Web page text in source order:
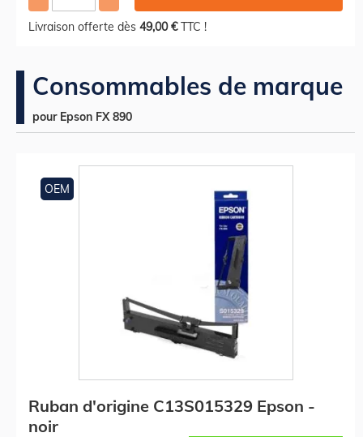
Livraison offerte dès 49,00 €TTC !
Consommables de marque
pour Epson FX 890
OEM
Ruban d'origine C13S015329 Epson -
noir